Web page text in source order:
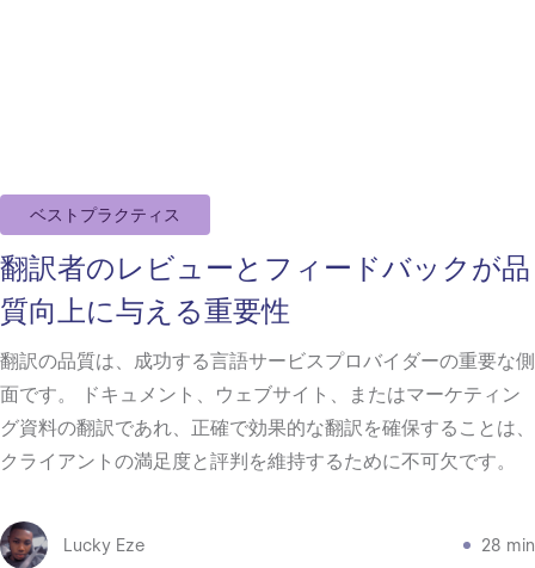
ベストプラクティス
翻訳者のレビューとフィードバックが品
質向上に与える重要性
翻訳の品質は、成功する言語サービスプロバイダーの重要な側
面です。 ドキュメント、ウェブサイト、またはマーケティン
グ資料の翻訳であれ、正確で効果的な翻訳を確保することは、
クライアントの満足度と評判を維持するために不可欠です。
Lucky Eze 28 min